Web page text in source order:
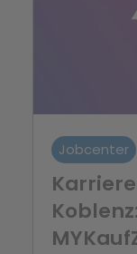
Jobcenter